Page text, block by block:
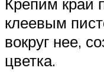
клеевым
вокруг нее,
цветка.